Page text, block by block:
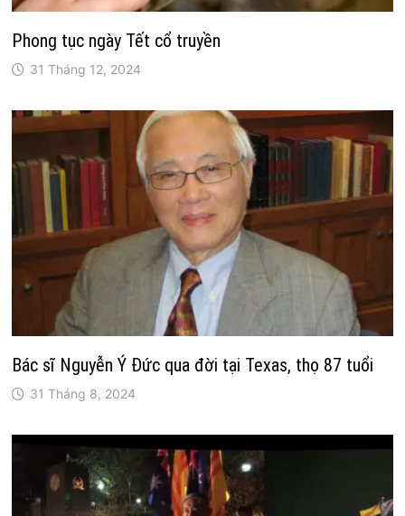
Phong tục ngày Tết cổ truyền
31 Tháng 12, 2024
Bác sĩ Nguyễn Ý Đức qua đời tại Texas, thọ 87 tuổi
31 Tháng 8, 2024